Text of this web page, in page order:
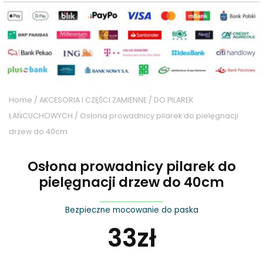
Home / AKCESORIA I CZĘŚCI ZAMIENNE / DO PILAREK
ŁAŃCUCHOWYCH / Osłona prowadnicy pilarek do pielęgnacji
drzew do 40cm
Osłona prowadnicy pilarek do
pielęgnacji drzew do 40cm
Bezpieczne mocowanie do paska
33zł